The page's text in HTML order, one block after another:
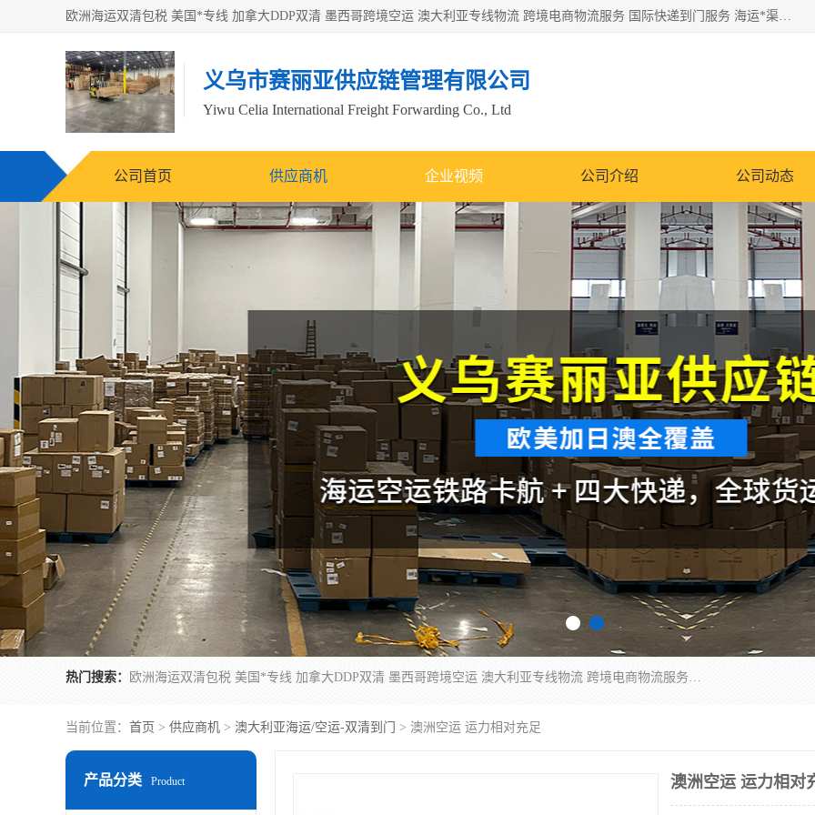
欧洲海运双清包税 美国*专线 加拿大DDP双清 墨西哥跨境空运 澳大利亚专线物流 跨境电商物流服务 国际快递到门服务 海运*渠道 一站式跨境物流解决方案 TikTok/SHEIN专线 电商平台FBA头程运输 国际铁路运输欧洲 UPS/DDHL/联邦快递跨境 美国双清到门物流 跨境*运输
义乌市赛丽亚供应链管理有限公司
Yiwu Celia International Freight Forwarding Co., Ltd
公司首页 供应商机 企业视频 公司介绍 公司动态
热门搜索： 欧洲海运双清包税 美国*专线 加拿大DDP双清 墨西哥跨境空运 澳大利亚专线物流 跨境电商物流服务 国际快递到门服务 海运*渠道 一站式跨境物流解决方案 TikTok/SHEIN专线 电商平台FBA头程运输 国际铁路运输欧洲 UPS/DDHL/联邦快递跨境 美国双清到门物流 跨境*运输
当前位置： 首页 > 供应商机 > 澳大利亚海运/空运-双清到门 > 澳洲空运 运力相对充足
产品分类 Product 澳洲空运 运力相对